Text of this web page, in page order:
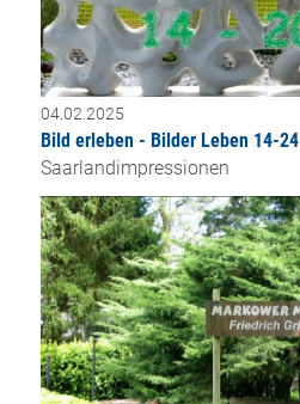
04.02.2025
Bild erleben - Bilder Leben 14-24
Saarlandimpressionen